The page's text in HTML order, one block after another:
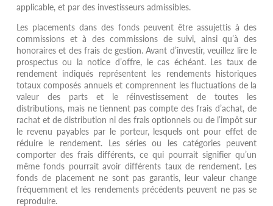
applicable, et par des investisseurs admissibles.
Les placements dans des fonds peuvent être assujettis à des
commissions et à des commissions de suivi, ainsi qu’à des
honoraires et des frais de gestion. Avant d’investir, veuillez lire le
prospectus ou la notice d’offre, le cas échéant. Les taux de
rendement indiqués représentent les rendements historiques
totaux composés annuels et comprennent les fluctuations de la
valeur des parts et le réinvestissement de toutes les
distributions, mais ne tiennent pas compte des frais d’achat, de
rachat et de distribution ni des frais optionnels ou de l’impôt sur
le revenu payables par le porteur, lesquels ont pour effet de
réduire le rendement. Les séries ou les catégories peuvent
comporter des frais différents, ce qui pourrait signifier qu’un
même fonds pourrait avoir différents taux de rendement. Les
fonds de placement ne sont pas garantis, leur valeur change
fréquemment et les rendements précédents peuvent ne pas se
reproduire.